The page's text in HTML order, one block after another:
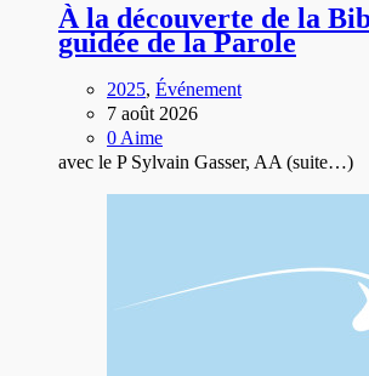
À la découverte de la
guidée de la Parole
2025, Événement
7 août 2026
0 Aime
avec le P Sylvain Gasser, AA(suite…)